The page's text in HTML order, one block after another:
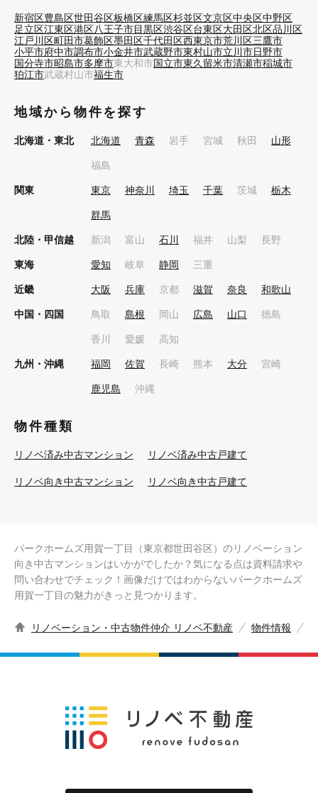
新宿区豊島区世田谷区板橋区練馬区杉並区文京区中央区中野区
足立区江東区港区八王子市目黒区渋谷区台東区大田区北区品川区
江戸川区町田市葛飾区墨田区千代田区西東京市荒川区三鷹市
小平市府中市調布市小金井市武蔵野市東村山市立川市日野市
国分寺市昭島市多摩市東大和市国立市東久留米市清瀬市稲城市
狛江市武蔵村山市福生市
地域から物件を探す
北海道・東北 北海道 青森 岩手 宮城 秋田 山形
福島
関東 東京 神奈川 埼玉 千葉 茨城 栃木
群馬
北陸・甲信越 新潟 富山 石川 福井 山梨 長野
東海 愛知 岐阜 静岡 三重
近畿 大阪 兵庫 京都 滋賀 奈良 和歌山
中国・四国 鳥取 島根 岡山 広島 山口 徳島
香川 愛媛 高知
九州・沖縄 福岡 佐賀 長崎 熊本 大分 宮崎
鹿児島 沖縄
物件種類
リノベ済み中古マンション リノベ済み中古戸建て
リノベ向き中古マンション リノベ向き中古戸建て
パークホームズ用賀一丁目（東京都世田谷区）のリノベーション
向き中古マンションはいかがでしたか？気になる点は資料請求や
問い合わせでチェック！画像だけではわからないパークホームズ
用賀一丁目の魅力がきっと見つかります。
リノベーション・中古物件仲介 リノベ不動産 物件情報